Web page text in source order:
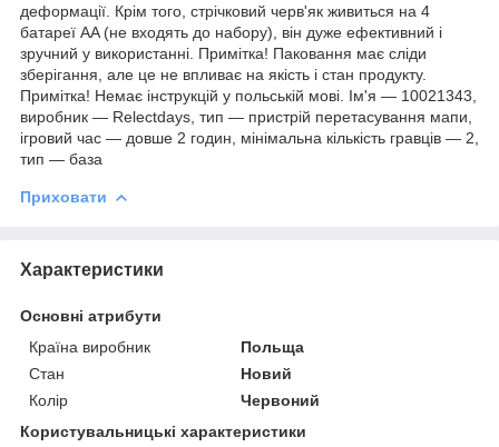
деформації. Крім того, стрічковий черв'як живиться на 4
батареї AA (не входять до набору), він дуже ефективний і
зручний у використанні. Примітка! Паковання має сліди
зберігання, але це не впливає на якість і стан продукту.
Примітка! Немає інструкцій у польській мові. Ім'я — 10021343,
виробник — Relectdays, тип — пристрій перетасування мапи,
ігровий час — довше 2 годин, мінімальна кількість гравців — 2,
тип — база
Приховати
Характеристики
Основні атрибути
Країна виробник
Польща
Стан
Новий
Колір
Червоний
Користувальницькі характеристики